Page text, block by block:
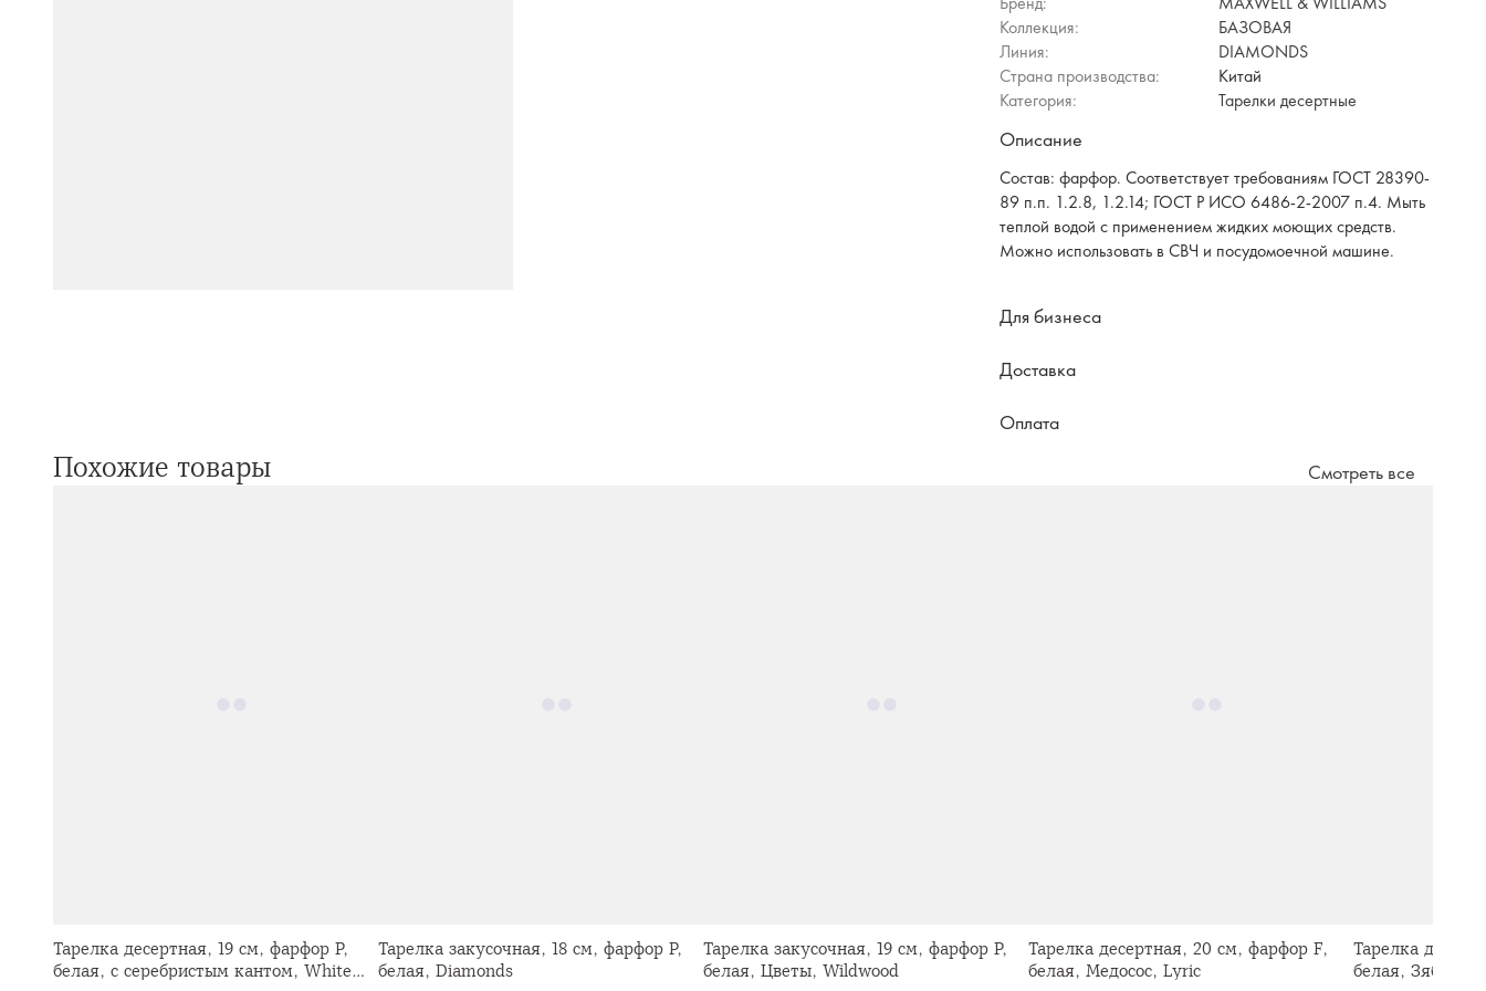
Коллекция:
БАЗОВАЯ
Линия:
DIAMONDS
Страна производства:
Китай
Категория:
Тарелки десертные
Описание
Состав: фарфор. Соответствует требованиям ГОСТ 28390-
89 п.п. 1.2.8, 1.2.14; ГОСТ Р ИСО 6486-2-2007 п.4. Мыть
теплой водой с применением жидких моющих средств.
Можно использовать в СВЧ и посудомоечной машине.
Для бизнеса
Доставка
Оплата
Похожие товары Смотреть все
Тарелка десертная, 19 см, фарфор P,
белая, с серебристым кантом, White
Тарелка закусочная, 18 см, фарфор P,
белая, Diamonds
Тарелка закусочная, 19 см, фарфор P,
белая, Цветы, Wildwood
Тарелка десертная, 20 см, фарфор F,
белая, Медосос, Lyric
Тарелка
белая, Зяблик,